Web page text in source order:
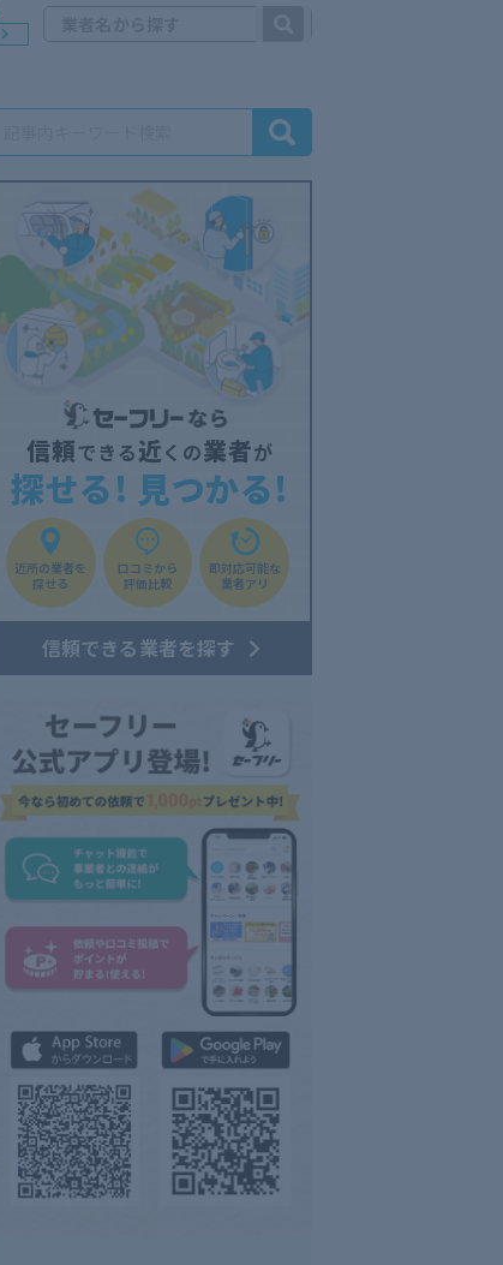
信頼できる近くの業者が
探せる! 見つかる!
近所の業者を
探せる
口コミから
評価比較
即対応可能な
業者アリ
信頼できる業者を探す